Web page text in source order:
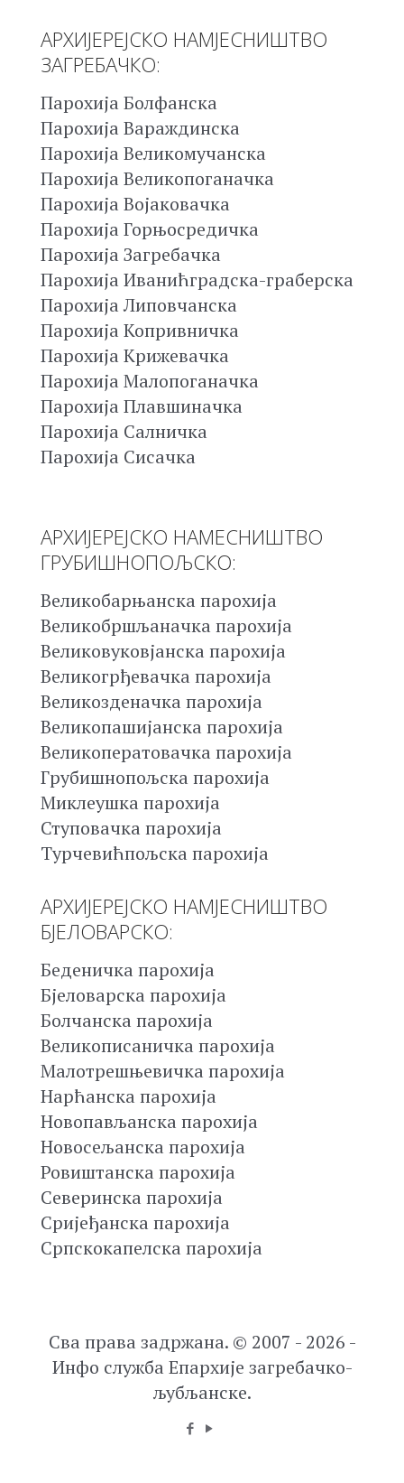
АРХИЈЕРЕЈСКО НАМЈЕСНИШТВО
ЗАГРЕБАЧКО:
Парохија Болфанска
Парохија Вараждинска
Парохија Великомучанска
Парохија Великопоганачка
Парохија Војаковачка
Парохија Горњосредичка
Парохија Загребачка
Парохија Иванићградска-граберска
Парохија Липовчанска
Парохија Копривничка
Парохија Крижевачка
Парохија Малопоганачка
Парохија Плавшиначка
Парохија Салничка
Парохија Сисачка
АРХИЈЕРЕЈСКО НАМЕСНИШТВО
ГРУБИШНОПОЉСКО:
Великобарњанска парохија
Великобршљаначка парохија
Великовуковјанска парохија
Великогрђевачка парохија
Великозденачка парохија
Великопашијанска парохија
Великоператовачка парохија
Грубишнопољска парохија
Миклеушка парохија
Ступовачка парохија
Турчевићпољска парохија
АРХИЈЕРЕЈСКО НАМЈЕСНИШТВО
БЈЕЛОВАРСКО:
Беденичка парохија
Бјеловарска парохија
Болчанска парохија
Великописаничка парохија
Малотрешњевичка парохија
Нарћанска парохија
Новопављанска парохија
Новосељанска парохија
Ровиштанска парохија
Северинска парохија
Сријеђанска парохија
Српскокапелска парохија
Сва права задржана. © 2007 - 2026 -
Инфо служба Епархије загребачко-
љубљанске.